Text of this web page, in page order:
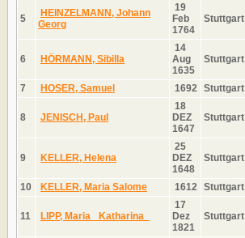
5
HEINZELMANN, Johann
Georg
19
Feb
1764
Stuttgart
6 HÖRMANN, Sibilla
14
Aug
1635
Stuttgart
7 HOSER, Samuel 1692 Stuttgart
8 JENISCH, Paul
18
DEZ
1647
Stuttgart
9 KELLER, Helena
25
DEZ
1648
Stuttgart
10 KELLER, Maria Salome 1612 Stuttgart
11 LIPP, Maria _Katharina_
17
Dez
1821
Stuttgart